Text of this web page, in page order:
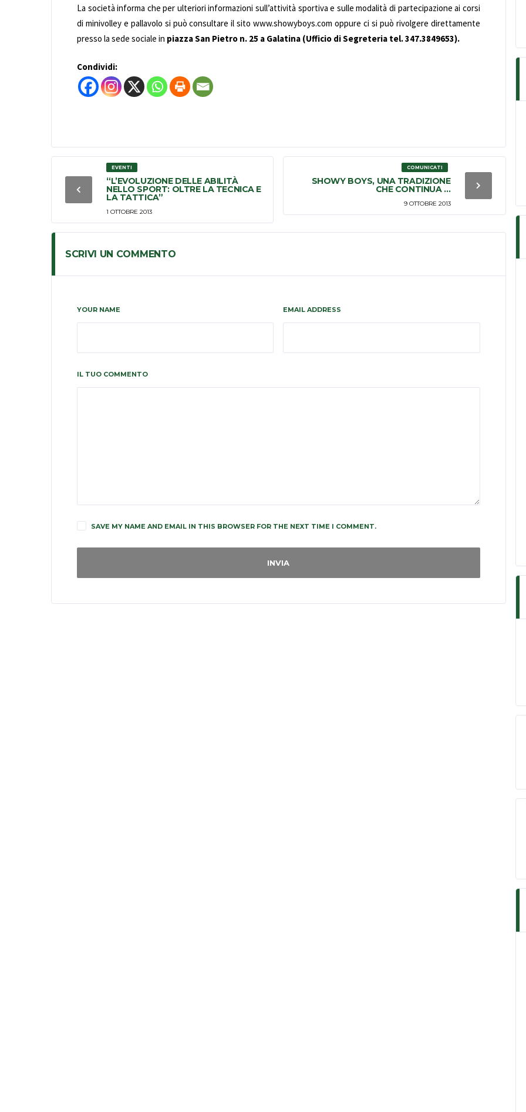
La società informa che per ulteriori informazioni sull’attività sportiva e sulle modalità di partecipazione ai corsi
di minivolley e pallavolo si può consultare il sito www.showyboys.com oppure ci si può rivolgere direttamente
presso la sede sociale in piazza San Pietro n. 25 a Galatina (Ufficio di Segreteria tel.347.3849653).
Condividi:
EVENTI
“L’EVOLUZIONE DELLE ABILITÀ
NELLO SPORT: OLTRE LA TECNICA E
LA TATTICA”
1 OTTOBRE 2013
COMUNICATI
SHOWY BOYS, UNA TRADIZIONE
CHE CONTINUA …
9 OTTOBRE 2013
SCRIVI UN COMMENTO
YOUR NAME EMAIL ADDRESS
IL TUO COMMENTO
SAVE MY NAME AND EMAIL IN THIS BROWSER FOR THE NEXT TIME I COMMENT.